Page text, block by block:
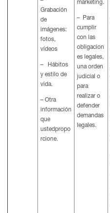
Grabación
de
imágenes:
fotos,
vídeos
– Hábitos
y estilo de
vida.
– Otra
información
que
ustedpropo
rcione.
marketing.
– Para
cumplir
con las
obligacion
es legales,
una orden
judicial o
para
realizar o
defender
demandas
legales.